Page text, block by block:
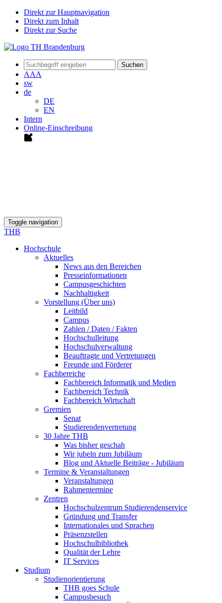
Direkt zur Hauptnavigation
Direkt zum Inhalt
Direkt zur Suche
Suchen
AAA
sw
de
DE
EN
Intern
Online-Einschreibung
Toggle navigation
THB
Hochschule
Aktuelles
News aus den Bereichen
Presseinformationen
Campusgeschichten
Nachhaltigkeit
Vorstellung (Über uns)
Leitbild
Campus
Zahlen / Daten / Fakten
Hochschulleitung
Hochschulverwaltung
Beauftragte und Vertretungen
Freunde und Förderer
Fachbereiche
Fachbereich Informatik und Medien
Fachbereich Technik
Fachbereich Wirtschaft
Gremien
Senat
Studierendenvertretung
30 Jahre THB
Was bisher geschah
Wir jubeln zum Jubiläum
Blog und Aktuelle Beiträge - Jubiläum
Termine & Veranstaltungen
Veranstaltungen
Rahmentermine
Zentren
Hochschulzentrum Studierendenservice
Gründung und Transfer
Internationales und Sprachen
Präsenzstellen
Hochschulbibliothek
Qualität der Lehre
IT Services
Studium
Studienorientierung
THB goes Schule
Campusbesuch